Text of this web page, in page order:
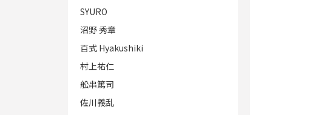
SYURO
沼野 秀章
百式 Hyakushiki
村上祐仁
舩串篤司
佐川義乱